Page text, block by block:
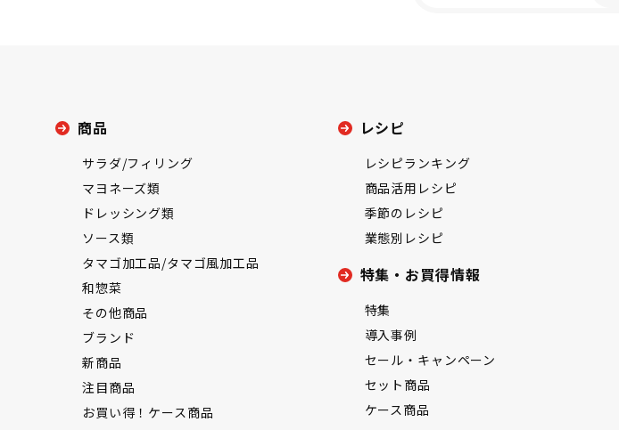
商品
サラダ/フィリング
マヨネーズ類
ドレッシング類
ソース類
タマゴ加工品/タマゴ風加工品
和惣菜
その他商品
ブランド
新商品
注目商品
お買い得！ケース商品
レシピ
レシピランキング
商品活用レシピ
季節のレシピ
業態別レシピ
特集・お買得情報
特集
導入事例
セール・キャンペーン
セット商品
ケース商品